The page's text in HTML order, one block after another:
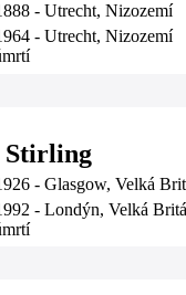
- Utrecht, Nizozemí
- Utrecht, Nizozemí
Stirling
- Glasgow, Velká
- Londýn, Velká